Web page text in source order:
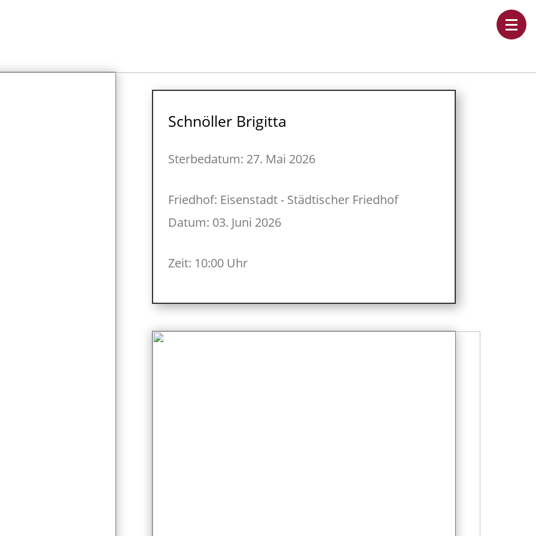
Schnöller Brigitta
Sterbedatum: 27. Mai 2026
Friedhof: Eisenstadt - Städtischer Friedhof
Datum: 03. Juni 2026
Zeit: 10:00 Uhr